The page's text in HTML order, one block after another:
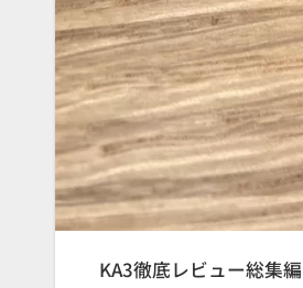
KA3徹底レビュー総集